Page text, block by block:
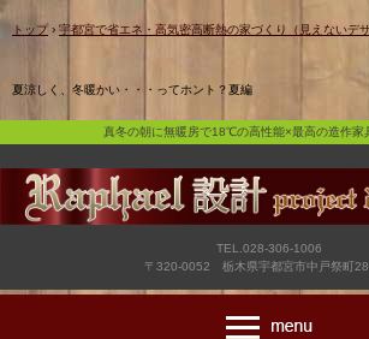
真冬の朝に無暖房で18℃の高性能×最高の
トップ › 宇都宮で省エネ・高気密高断熱の家づくり（見えないデ
夏涼しく、冬暖かい・・・ってホント？夏編
真冬の朝に無暖房で18℃の高性能×最高の造作家
TEL.028-306-1006
〒320-0052 栃木県宇都宮市中戸祭町